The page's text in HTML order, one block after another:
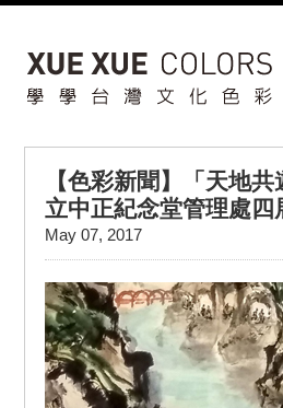
【色彩新聞】「天地
立中正紀念堂管理處四
May 07, 2017